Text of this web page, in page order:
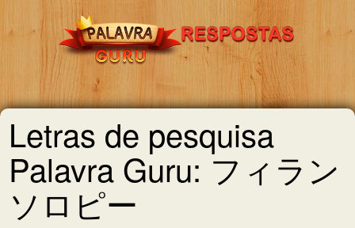
Letras de pesquisa
Palavra Guru: フィラン
ソロピー